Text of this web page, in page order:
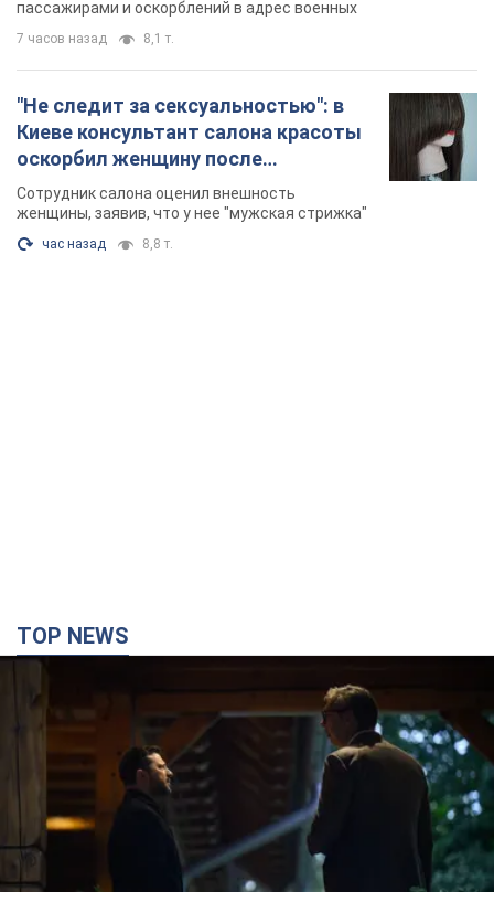
Видео
пассажирами и оскорблений в адрес военных
7 часов назад 8,1 т.
"Не следит за сексуальностью": в
Киеве консультант салона красоты
оскорбил женщину после
химиотерапии, разгорелся скандал.
Фото
Сотрудник салона оценил внешность
женщины, заявив, что у нее "мужская стрижка"
час назад 8,8 т.
TOP NEWS